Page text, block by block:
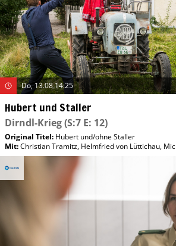
Do, 13.08 14:25
Hubert und Staller
Dirndl-Krieg(S:7 E: 12)
Original Titel: Hubert und/​ohne Staller
Mit:Christian Tramitz, Helmfried von Lüttichau,